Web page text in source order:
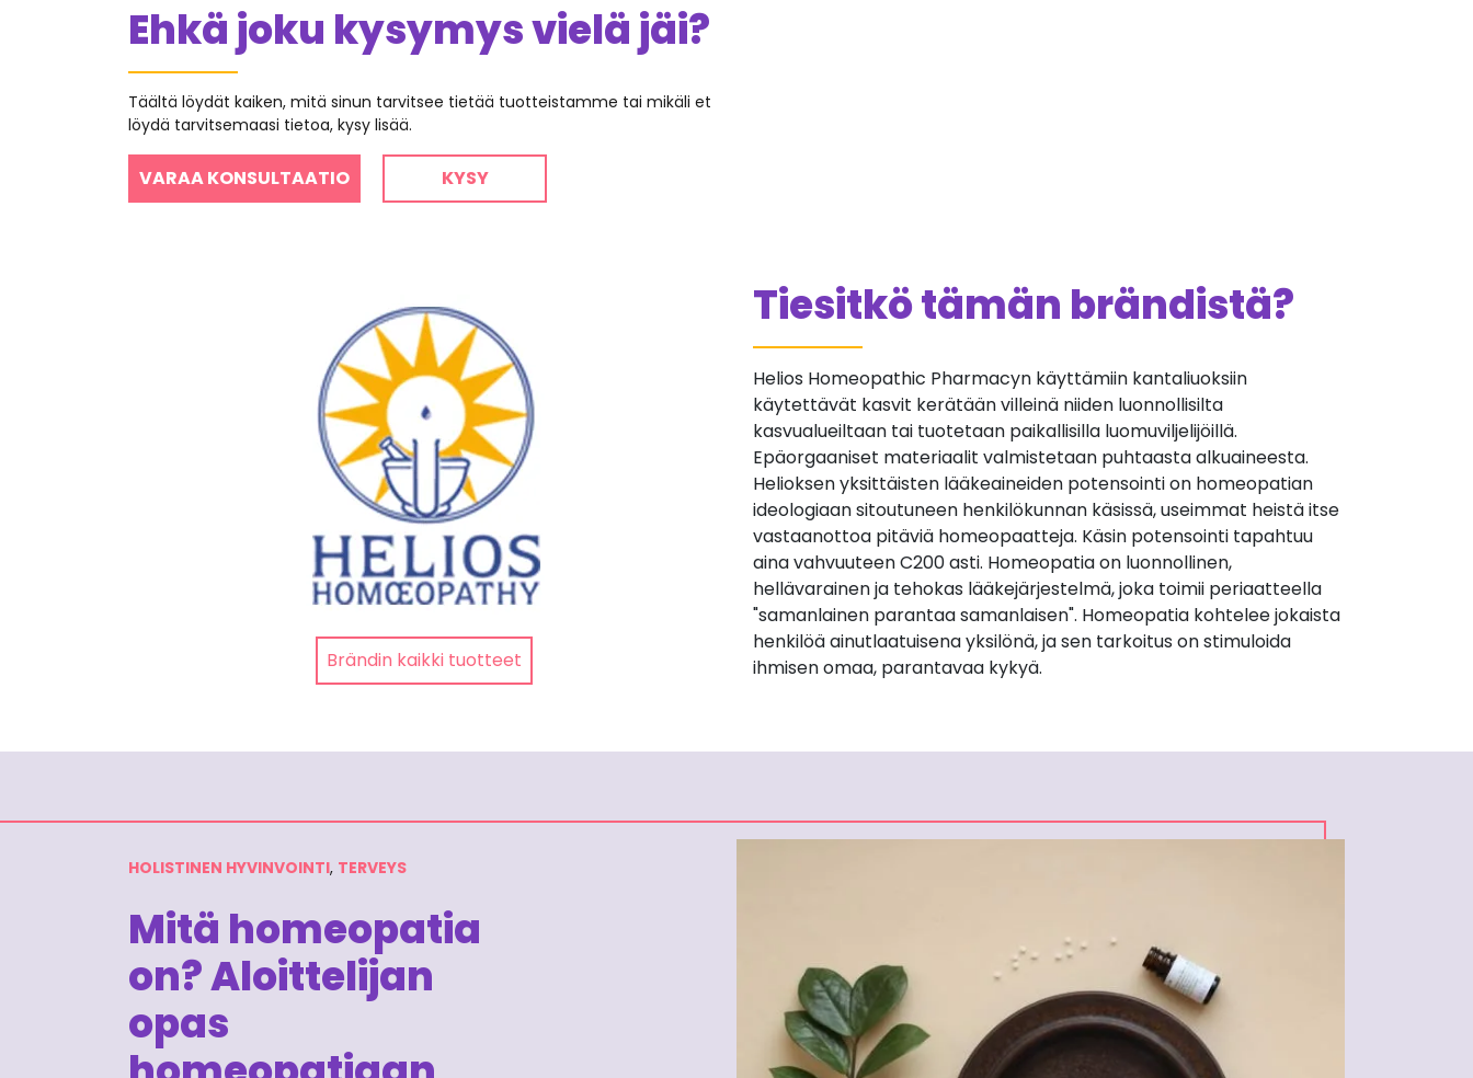
Ehkä joku kysymys vielä jäi?
Täältä löydät kaiken, mitä sinun tarvitsee tietää tuotteistamme tai mikäli et
löydä tarvitsemaasi tietoa, kysy lisää.
VARAA KONSULTAATIO KYSY
Brändin kaikki tuotteet
Tiesitkö tämän brändistä?
Helios Homeopathic Pharmacyn käyttämiin kantaliuoksiin
käytettävät kasvit kerätään villeinä niiden luonnollisilta
kasvualueiltaan tai tuotetaan paikallisilla luomuviljelijöillä.
Epäorgaaniset materiaalit valmistetaan puhtaasta alkuaineesta.
Helioksen yksittäisten lääkeaineiden potensointi on homeopatian
ideologiaan sitoutuneen henkilökunnan käsissä, useimmat heistä itse
vastaanottoa pitäviä homeopaatteja. Käsin potensointi tapahtuu
aina vahvuuteen C200 asti. Homeopatia on luonnollinen,
hellävarainen ja tehokas lääkejärjestelmä, joka toimii periaatteella
"samanlainen parantaa samanlaisen". Homeopatia kohtelee jokaista
henkilöä ainutlaatuisena yksilönä, ja sen tarkoitus on stimuloida
ihmisen omaa, parantavaa kykyä.
HOLISTINEN HYVINVOINTI, TERVEYS
Mitä homeopatia
on? Aloittelijan
opas